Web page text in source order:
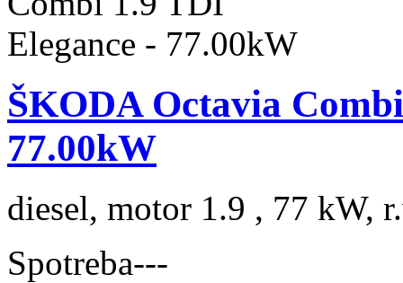
ŠKODA Octavia
77.00kW
diesel, motor 1.9 , 77 kW,
Spotreba---